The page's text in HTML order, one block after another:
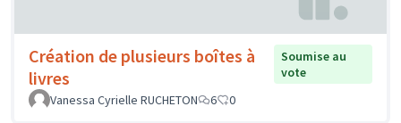
Création de plusieurs boîtes à
livres
Soumise au
vote
Vanessa Cyrielle RUCHETON
6 0